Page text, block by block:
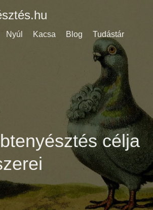
Nyúl Kacsa Blog
Tudástár
célja